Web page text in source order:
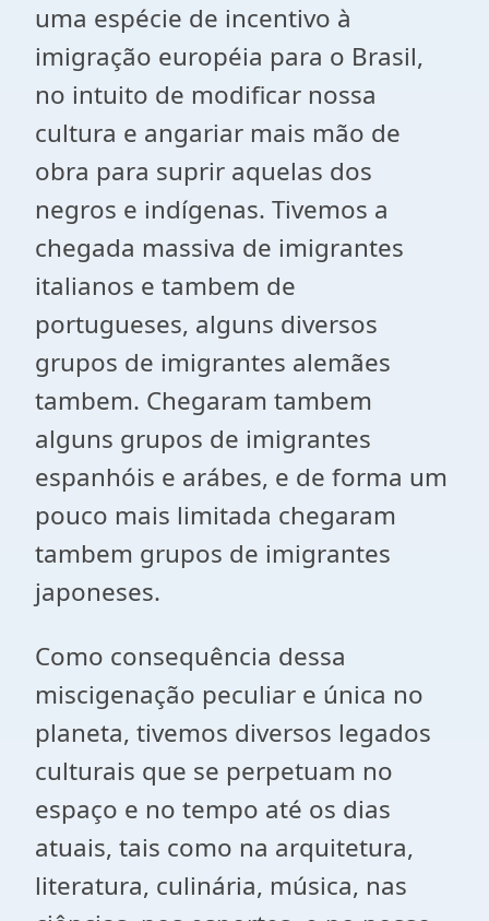
uma espécie de incentivo à
imigração européia para o Brasil,
no intuito de modificar nossa
cultura e angariar mais mão de
obra para suprir aquelas dos
negros e indígenas. Tivemos a
chegada massiva de imigrantes
italianos e tambem de
portugueses, alguns diversos
grupos de imigrantes alemães
tambem. Chegaram tambem
alguns grupos de imigrantes
espanhóis e arábes, e de forma um
pouco mais limitada chegaram
tambem grupos de imigrantes
japoneses.
Como consequência dessa
miscigenação peculiar e única no
planeta, tivemos diversos legados
culturais que se perpetuam no
espaço e no tempo até os dias
atuais, tais como na arquitetura,
literatura, culinária, música, nas